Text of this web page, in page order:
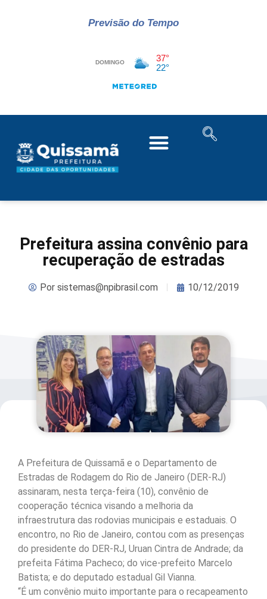
Previsão do Tempo
Prefeitura assina convênio para
recuperação de estradas
Porsistemas@npibrasil.com 10/12/2019
A Prefeitura de Quissamã e o Departamento de
Estradas de Rodagem do Rio de Janeiro (DER-RJ)
assinaram, nesta terça-feira (10), convênio de
cooperação técnica visando a melhoria da
infraestrutura das rodovias municipais e estaduais. O
encontro, no Rio de Janeiro, contou com as presenças
do presidente do DER-RJ, Uruan Cintra de Andrade; da
prefeita Fátima Pacheco; do vice-prefeito Marcelo
Batista; e do deputado estadual Gil Vianna.
“É um convênio muito importante para o recapeamento